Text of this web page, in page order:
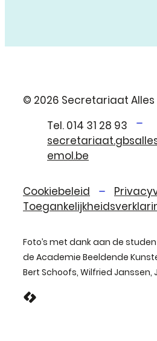
© 2026 Secretariaat Alles
014 31 28 93
E-mail
emol.be
Cookiebeleid
Foto’s met dank aan de
de Academie Beeldende
Bert Schoofs, Wilfried Janssen,
LCP nv 2026 ©